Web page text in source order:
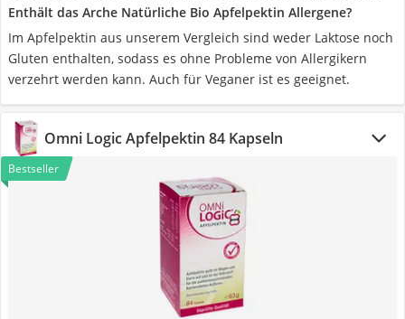
Enthält das Arche Natürliche Bio Apfelpektin Allergene?
Im Apfelpektin aus unserem Vergleich sind weder Laktose noch
Gluten enthalten, sodass es ohne Probleme von Allergikern
verzehrt werden kann. Auch für Veganer ist es geeignet.
Omni Logic Apfelpektin 84 Kapseln
Bestseller